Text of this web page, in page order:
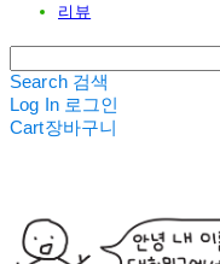
리뷰
Search 검색
Log In 로그인
Cart장바구니